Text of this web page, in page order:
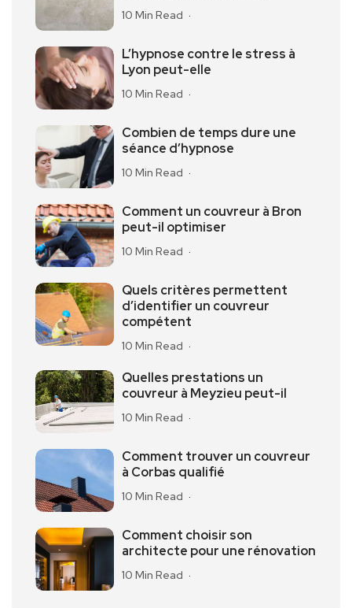
10 Min Read
L’hypnose contre le stress à
Lyon peut-elle
10 Min Read
Combien de temps dure une
séance d’hypnose
10 Min Read
Comment un couvreur à Bron
peut-il optimiser
10 Min Read
Quels critères permettent
d’identifier un couvreur
compétent
10 Min Read
Quelles prestations un
couvreur à Meyzieu peut-il
10 Min Read
Comment trouver un couvreur
à Corbas qualifié
10 Min Read
Comment choisir son
architecte pour une rénovation
10 Min Read